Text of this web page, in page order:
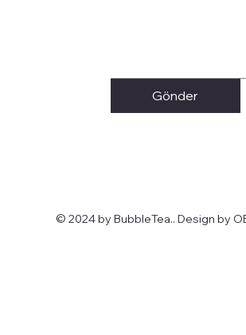
Gönder
© 2024 by BubbleTea.. Design by